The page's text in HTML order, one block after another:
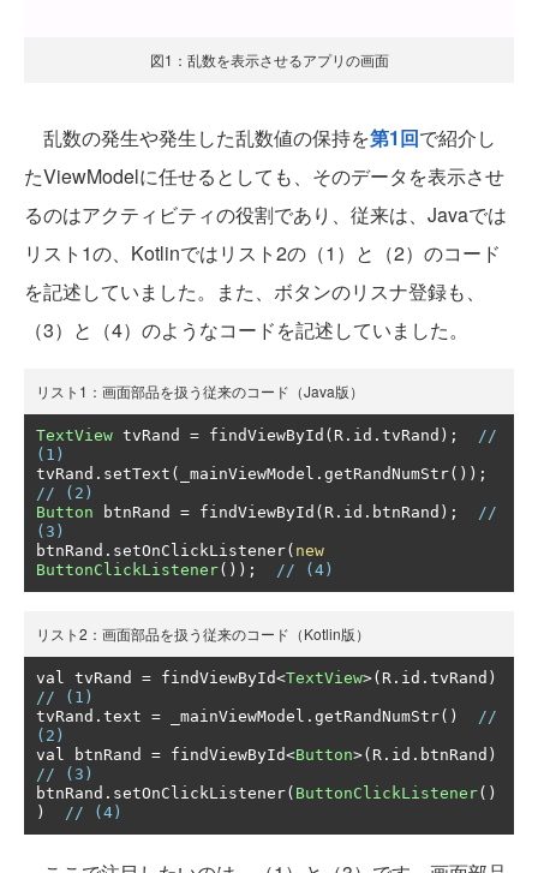
図1：乱数を表示させるアプリの画面
乱数の発生や発生した乱数値の保持を第1回で紹介し
たViewModelに任せるとしても、そのデータを表示させ
るのはアクティビティの役割であり、従来は、Javaでは
リスト1の、Kotlinではリスト2の（1）と（2）のコード
を記述していました。また、ボタンのリスナ登録も、
（3）と（4）のようなコードを記述していました。
リスト1：画面部品を扱う従来のコード（Java版）
TextView tvRand = findViewById ( R . id . tvRand );
//
(1)
tvRand . setText ( _mainViewModel . getRandNumStr());
// (2)
Button btnRand = findViewById ( R . id . btnRand );
//
(3)
btnRand . setOnClickListener( new
ButtonClickListener()); // (4)
リスト2：画面部品を扱う従来のコード（Kotlin版）
val tvRand = findViewById<TextView>( R . id . tvRand )
// (1)
tvRand . text = _mainViewModel . getRandNumStr()
//
(2)
val btnRand = findViewById<Button>( R . id . btnRand )
// (3)
btnRand . setOnClickListener( ButtonClickListener()
)
// (4)